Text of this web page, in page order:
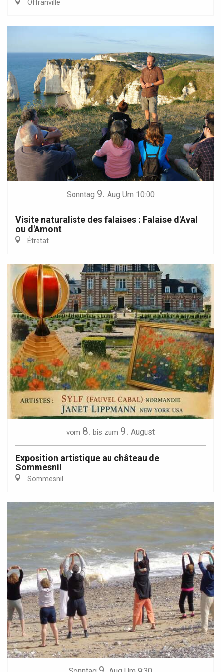
Offranville
Sonntag 9. Aug Um 10:00
Visite naturaliste des falaises : Falaise d'Aval
ou d'Amont
Étretat
vom 8. bis zum 9. August
Exposition artistique au château de
Sommesnil
Sommesnil